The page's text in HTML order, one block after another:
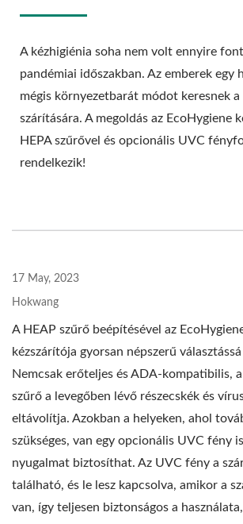
A kézhigiénia soha nem volt ennyire
pandémiai időszakban. Az emberek egy
mégis környezetbarát módot keresnek a
szárítására. A megoldás az EcoHygiene
HEPA szűrővel és opcionális UVC
rendelkezik!
17 May, 2023
Hokwang
A HEAP szűrő beépítésével az
kézszárítója gyorsan népszerű
Nemcsak erőteljes és ADA-kompatibilis,
szűrő a levegőben lévő részecskék és
eltávolítja. Azokban a helyeken, ahol
szükséges, van egy opcionális UVC fény
nyugalmat biztosíthat. Az UVC fény a
található, és le lesz kapcsolva, amikor a
van, így teljesen biztonságos a